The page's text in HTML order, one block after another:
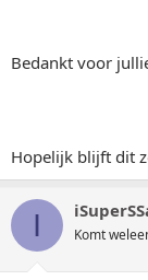
Bedankt voor
Hopelijk blijft dit
I Komt